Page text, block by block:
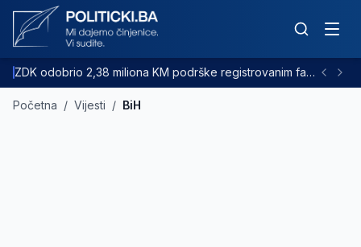
ZDK odobrio 2,38 miliona KM podrške registrovanim farmama goveda
Početna / Vijesti / BiH